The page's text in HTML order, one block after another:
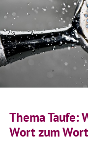
Thema Taufe:
Wort zum